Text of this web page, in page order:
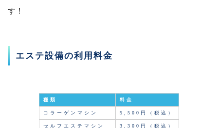
す！
エステ設備の利用料金
種類 料金
コラーゲンマシン 5,500円（税込）
セルフエステマシン 3,300円（税込）